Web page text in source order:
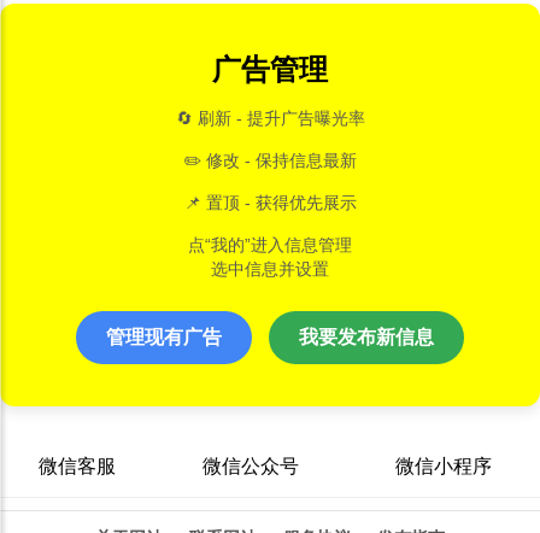
广告管理
🔄 刷新 - 提升广告曝光率
✏️ 修改 - 保持信息最新
📌 置顶 - 获得优先展示
点“我的”进入信息管理
选中信息并设置
管理现有广告 我要发布新信息
微信客服 微信公众号 微信小程序